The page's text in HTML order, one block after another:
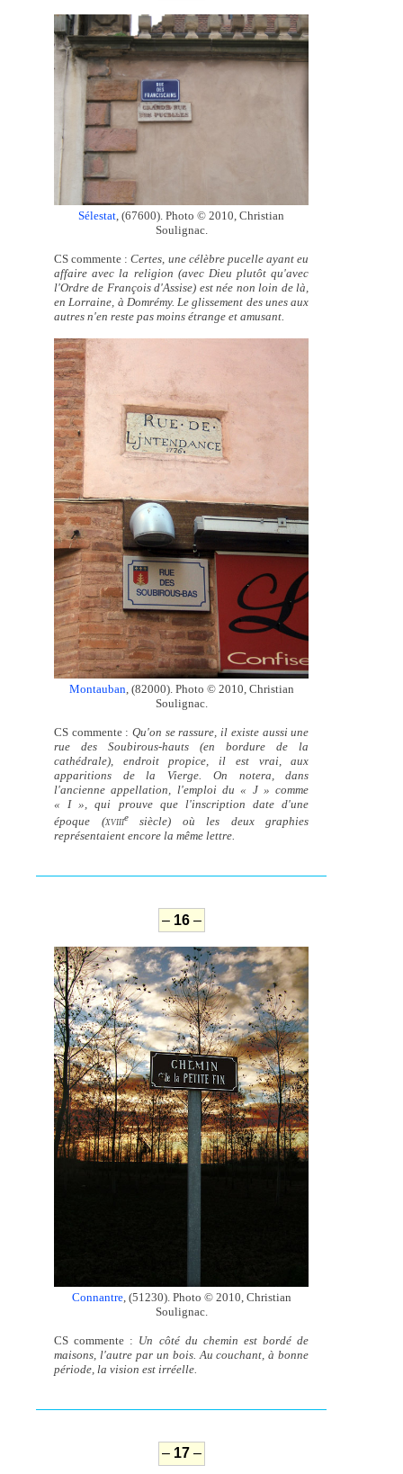
Sélestat, (67600). Photo © 2010, Christian
Soulignac.
CS commente :Certes, une célèbre pucelle ayant eu
affaire avec la religion (avec Dieu plutôt qu'avec
l'Ordre de François d'Assise) est née non loin de là,
en Lorraine, à Domrémy. Le glissement des unes aux
autres n'en reste pas moins étrange et amusant.
Montauban , (82000). Photo © 2010, Christian
Soulignac.
CS commente :Qu'on se rassure, il existe aussi une
rue des Soubirous-hauts (en bordure de la
cathédrale), endroit propice, il est vrai, aux
apparitions de la Vierge. On notera, dans
l'ancienne appellation, l'emploi du « J » comme
« I », qui prouve que l'inscription date d'une
époque (XVIII
esiècle) où les deux graphies
représentaient encore la même lettre.
– 16–
Connantre, (51230). Photo © 2010, Christian
Soulignac.
CS commente : Un côté du chemin est bordé de
maisons, l'autre par un bois. Au couchant, à bonne
période, la vision est irréelle.
– 17–